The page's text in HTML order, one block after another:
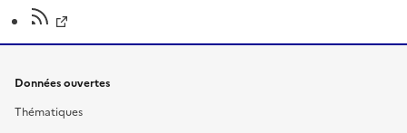
Données ouvertes
Thématiques